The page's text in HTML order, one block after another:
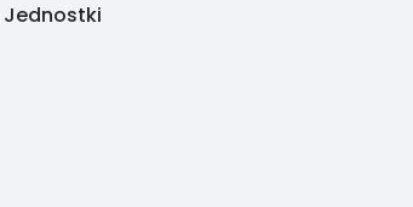
Jednostki